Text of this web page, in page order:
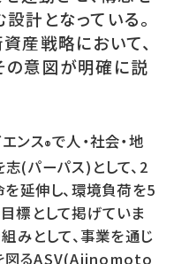
計となっている。
産戦略において、
の意図が明確に説
ンス®で人・社会・地
(パーパス)として、2
延伸し、環境負荷を5
標として掲げていま
みとして、事業を通じ
図るASV(Ajinomoto